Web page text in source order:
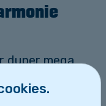
duper mega
allemaal maar
te worden!!!